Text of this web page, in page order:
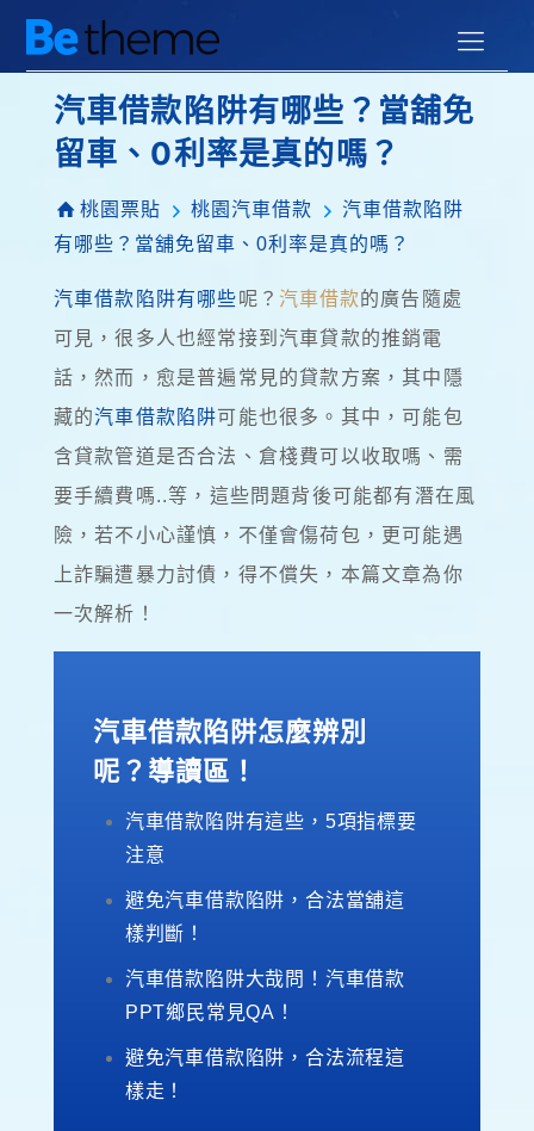
汽車借款陷阱有哪些？當舖免
留車、0利率是真的嗎？
桃園票貼 桃園汽車借款
汽車借款陷阱
有哪些？當舖免留車、0利率是真的嗎？
汽車借款陷阱有哪些 呢？ 汽車借款的廣告隨處
可見，很多人也經常接到汽車貸款的推銷電
話，然而，愈是普遍常見的貸款方案，其中隱
藏的汽車借款陷阱可能也很多。其中，可能包
含貸款管道是否合法、倉棧費可以收取嗎、需
要手續費嗎..等，這些問題背後可能都有潛在風
險，若不小心謹慎，不僅會傷荷包，更可能遇
上詐騙遭暴力討債，得不償失，本篇文章為你
一次解析！
汽車借款陷阱怎麼辨別
呢？導讀區！
汽車借款陷阱有這些，5項指標要
注意
避免汽車借款陷阱，合法當舖這
樣判斷！
汽車借款陷阱大哉問！汽車借款
PPT鄉民常見QA！
避免汽車借款陷阱，合法流程這
樣走！